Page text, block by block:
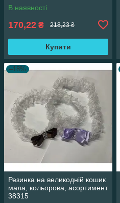
В наявності
170,22 ₴ 218,23 ₴
Купити
–18%
Резинка на великодній кошик
мала, кольорова, асортимент
38315